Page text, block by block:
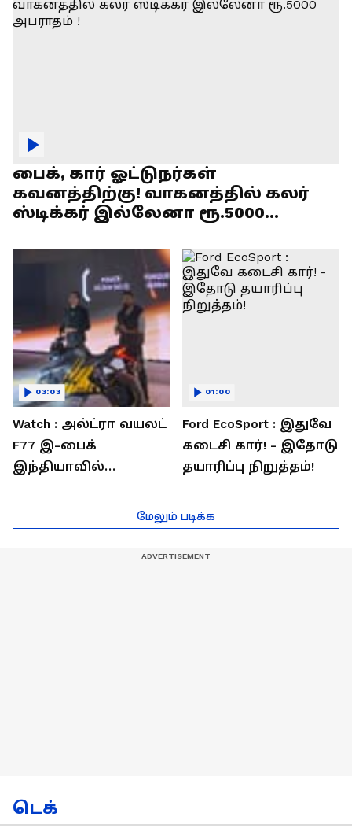
பைக், கார் ஓட்டுநர்கள்
கவனத்திற்கு! வாகனத்தில் கலர்
ஸ்டிக்கர் இல்லேனா ரூ.5000
Watch : அல்ட்ரா வயலட்
F77 இ-பைக்
இந்தியாவில்
சார்ஜில் 307கி.மீ
பயணம்!
03:03
Ford EcoSport : இதுவே
கடைசி கார்! - இதோடு
தயாரிப்பு நிறுத்தம்!
01:00
மேலும் படிக்க
டெக்